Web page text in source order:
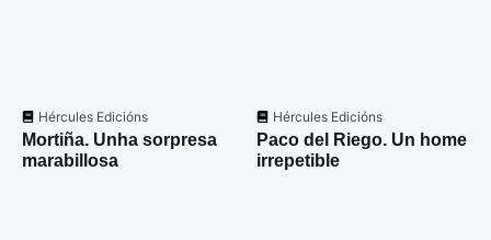
Hércules Edicións
Mortiña. Unha sorpresa
marabillosa
Hércules Edicións
Paco del Riego. Un home
irrepetible